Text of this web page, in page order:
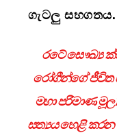
ගැටලු සහගතය.
රටේ සෞඛ්‍ය
රෝගීන්ගේ ජීවිත
මහා පරිමාණ
සත්‍යය හෙළි කරන